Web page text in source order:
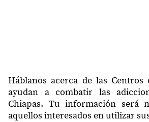
Háblanos acerca de las Centros
ayudan a combatir las
Chiapas. Tu información será
aquellos interesados en utilizar